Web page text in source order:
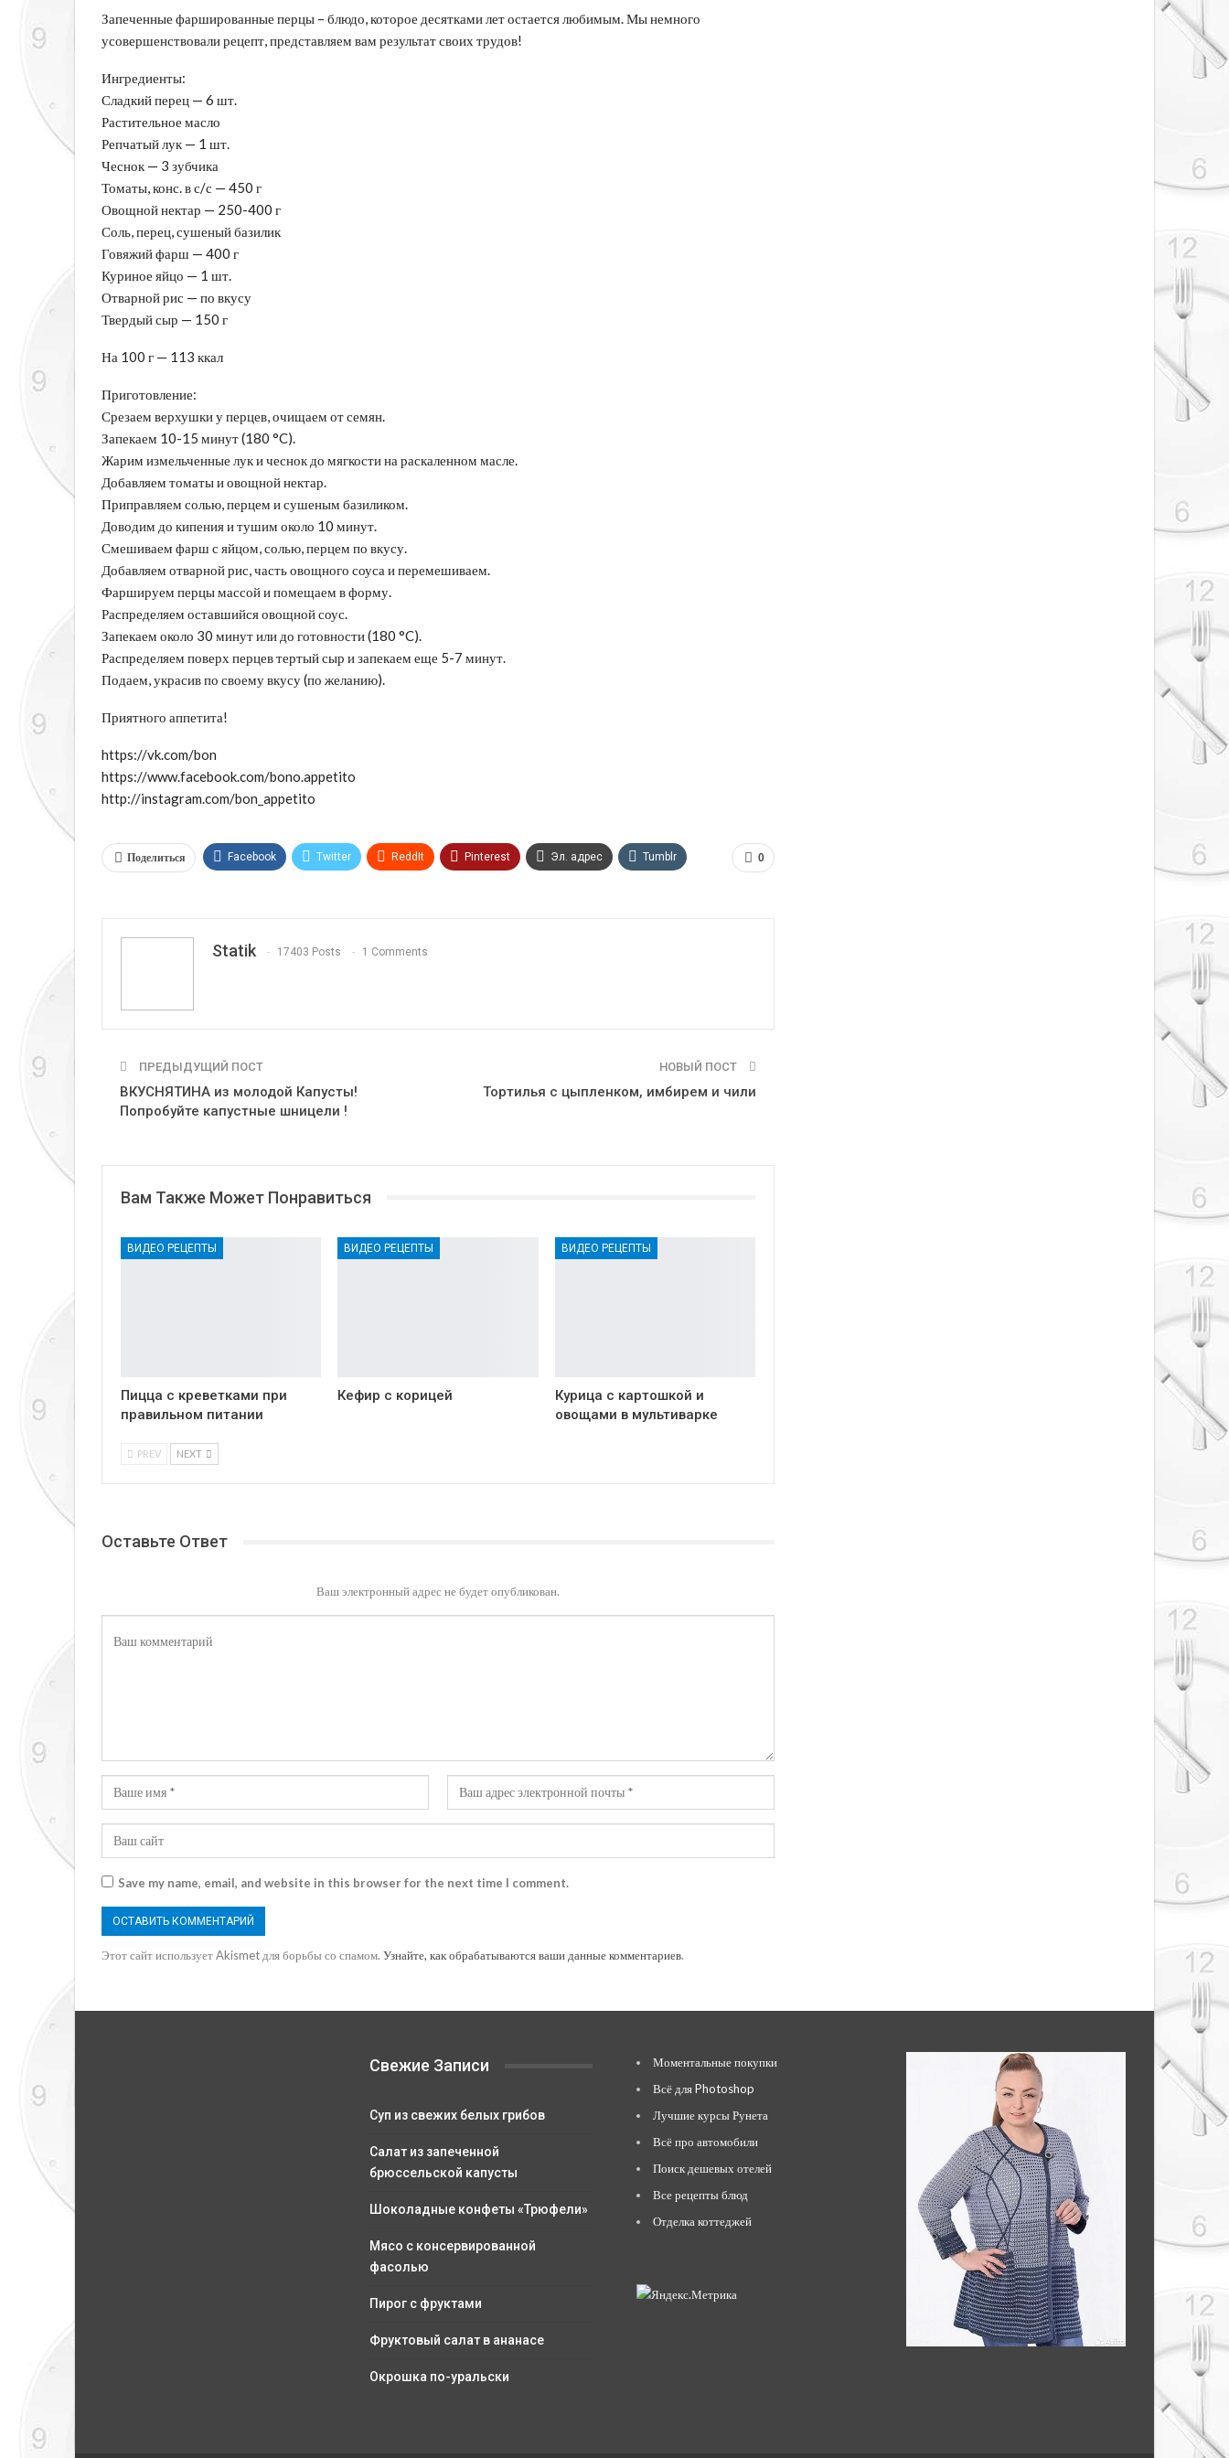
Запеченные фаршированные перцы – блюдо, которое десятками лет остается любимым. Мы немного
усовершенствовали рецепт, представляем вам результат своих трудов!
Ингредиенты:
Сладкий перец — 6 шт.
Растительное масло
Репчатый лук — 1 шт.
Чеснок — 3 зубчика
Томаты, конс. вс/с — 450 г
Овощной нектар — 250-400 г
Соль, перец, сушеный базилик
Говяжий фарш — 400 г
Куриное яйцо — 1 шт.
Отварной рис — по вкусу
Твердый сыр — 150 г
На 100 г — 113 ккал
Приготовление:
Срезаем верхушки у перцев, очищаем от семян.
Запекаем 10-15 минут (180 °C).
Жарим измельченные лук и чеснок до мягкости на раскаленном масле.
Добавляем томаты и овощной нектар.
Приправляем солью, перцем и сушеным базиликом.
Доводим до кипения и тушим около 10 минут.
Смешиваем фарш с яйцом, солью, перцем по вкусу.
Добавляем отварной рис, часть овощного соуса и перемешиваем.
Фаршируем перцы массой и помещаем в форму.
Распределяем оставшийся овощной соус.
Запекаем около 30 минут или до готовности (180 °C).
Распределяем поверх перцев тертый сыр и запекаем еще 5-7 минут.
Подаем, украсив по своему вкусу (по желанию).
Приятного аппетита!
https://vk.com/bon
https://www.facebook.com/bono.appetito
http://instagram.com/bon_appetito
0
Поделиться Facebook Twitter ReddIt Pinterest Эл. адрес Tumblr
Statik 17403 Posts 1 Comments
ПРЕДЫДУЩИЙ ПОСТ
ВКУСНЯТИНА из молодой Капусты!
Попробуйте капустные шницели !
НОВЫЙ ПОСТ
Тортилья с цыпленком, имбирем и чили
Вам Также Может Понравиться
ВИДЕО РЕЦЕПТЫ
Пицца с креветками при
правильном питании
ВИДЕО РЕЦЕПТЫ
Кефир с корицей
ВИДЕО РЕЦЕПТЫ
Курица с картошкой и
овощами в мультиварке
PREV NEXT
Оставьте Ответ
Ваш электронный адрес не будет опубликован.
Save my name, email, and website in this browser for the next time I comment.
Этот сайт использует Akismet для борьбы со спамом. Узнайте, как обрабатываются ваши данные комментариев.
Свежие Записи
Суп из свежих белых грибов
Салат из запеченной
брюссельской капусты
Шоколадные конфеты «Трюфели»
Мясо с консервированной
фасолью
Пирог с фруктами
Фруктовый салат в ананасе
Окрошка по-уральски
Моментальные покупки
Всё для Photoshop
Лучшие курсы Рунета
Всё про автомобили
Поиск дешевых отелей
Все рецепты блюд
Отделка коттеджей